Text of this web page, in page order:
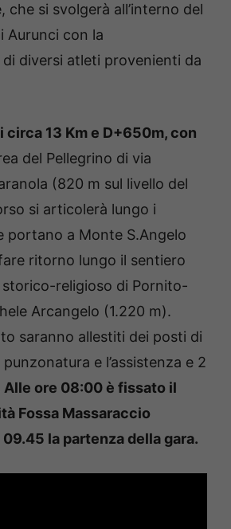
che si svolgerà all’interno del
Aurunci con la
diversi atleti provenienti da
circa 13 Km e D+650m, con
del Pellegrino di via
(820 m sul livello del
si articolerà lungo i
portano a Monte S.Angelo
ritorno lungo il sentiero
religioso di Pornito-
Arcangelo (1.220 m).
saranno allestiti dei posti di
e l’assistenza e 2
Alle ore 08:00 è fissato il
Fossa Massaraccio
la partenza della gara.